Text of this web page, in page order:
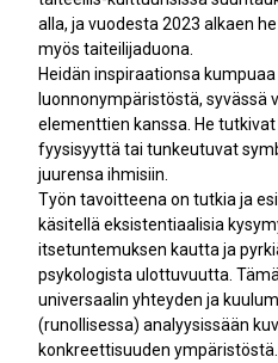
alla, ja vuodesta 2023 alkaen
myös taiteilijaduona.
Heidän inspiraationsa
luonnonympäristöstä, syvässä
elementtien kanssa. He
fyysisyyttä tai tunkeutuvat
juurensa ihmisiin.
Työn tavoitteena on tutkia ja
käsitellä eksistentiaalisia
itsetuntemuksen kautta ja
psykologista ulottuvuutta.
universaalin yhteyden ja
(runollisessa) analyysissään
konkreettisuuden ympäristöstä.